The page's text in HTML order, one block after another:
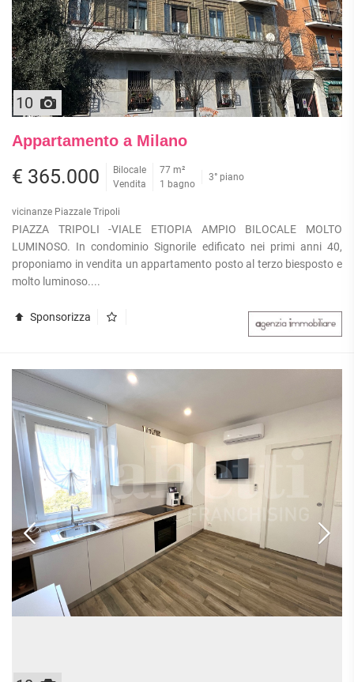
10
Appartamento a Milano
€ 365.000
Bilocale
Vendita
77 m²
1 bagno
3° piano
vicinanze Piazzale Tripoli
PIAZZA TRIPOLI -VIALE ETIOPIA AMPIO BILOCALE MOLTO
LUMINOSO. In condominio Signorile edificato nei primi anni 40,
proponiamo in vendita un appartamento posto al terzo biesposto e
molto luminoso....
Sponsorizza